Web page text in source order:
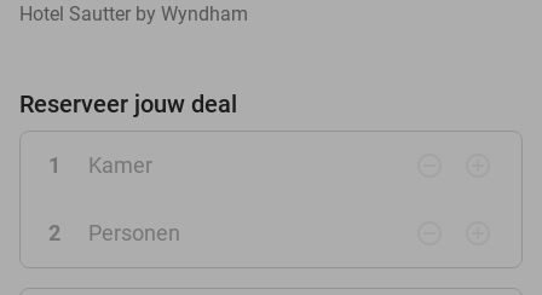
Hotel Sautter by Wyndham
Reserveer jouw deal
1 Kamer
2 Personen